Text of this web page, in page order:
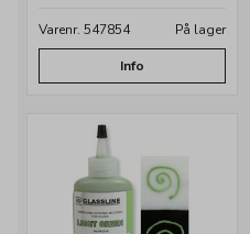
Varenr. 547854 På lager
Info